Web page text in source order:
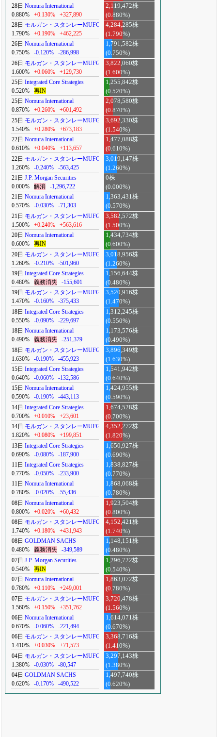
28日 Nomura International
0.880%
+0.130% +327,890
2,119,472株
(0.880%)
28日 モルガン・スタンレーMUFG
1.790%
+0.190% +462,225
4,284,285株
(1.790%)
26日 Nomura International
0.750%
-0.120% -286,998
1,791,582株
(0.750%)
26日 モルガン・スタンレーMUFG
1.600%
+0.060% +129,730
3,822,060株
(1.600%)
25日 Integrated Core Strategies
0.520%
再IN
1,255,842株
(0.520%)
25日 Nomura International
0.870%
+0.260% +601,492
2,078,580株
(0.870%)
25日 モルガン・スタンレーMUFG
1.540%
+0.280% +673,183
3,692,330株
(1.540%)
22日 Nomura International
0.610%
+0.040% +113,657
1,477,088株
(0.610%)
22日 モルガン・スタンレーMUFG
1.260%
-0.240% -563,425
3,019,147株
(1.260%)
21日 J.P. Morgan Securities
0.000%
解消 -1,296,722
0株
(0.000%)
21日 Nomura International
0.570%
-0.030% -71,303
1,363,431株
(0.570%)
21日 モルガン・スタンレーMUFG
1.500%
+0.240% +563,616
3,582,572株
(1.500%)
20日 Nomura International
0.600%
再IN
1,434,734株
(0.600%)
20日 モルガン・スタンレーMUFG
1.260%
-0.210% -501,960
3,018,956株
(1.260%)
19日 Integrated Core Strategies
0.480%
義務消失 -155,601
1,156,644株
(0.480%)
19日 モルガン・スタンレーMUFG
1.470%
-0.160% -375,433
3,520,916株
(1.470%)
18日 Integrated Core Strategies
0.550%
-0.090% -229,697
1,312,245株
(0.550%)
18日 Nomura International
0.490%
義務消失 -251,379
1,173,576株
(0.490%)
18日 モルガン・スタンレーMUFG
1.630%
-0.190% -455,923
3,896,349株
(1.630%)
15日 Integrated Core Strategies
0.640%
-0.060% -132,586
1,541,942株
(0.640%)
15日 Nomura International
0.590%
-0.190% -443,113
1,424,955株
(0.590%)
14日 Integrated Core Strategies
0.700%
+0.010% +23,601
1,674,528株
(0.700%)
14日 モルガン・スタンレーMUFG
1.820%
+0.080% +199,851
4,352,272株
(1.820%)
13日 Integrated Core Strategies
0.690%
-0.080% -187,900
1,650,927株
(0.690%)
11日 Integrated Core Strategies
0.770%
-0.050% -233,900
1,838,827株
(0.770%)
11日 Nomura International
0.780%
-0.020% -55,436
1,868,068株
(0.780%)
08日 Nomura International
0.800%
+0.020% +60,432
1,923,504株
(0.800%)
08日 モルガン・スタンレーMUFG
1.740%
+0.180% +431,943
4,152,421株
(1.740%)
08日 GOLDMAN SACHS
0.480%
義務消失 -349,589
1,148,151株
(0.480%)
07日 J.P. Morgan Securities
0.540%
再IN
1,296,722株
(0.540%)
07日 Nomura International
0.780%
+0.110% +249,001
1,863,072株
(0.780%)
07日 モルガン・スタンレーMUFG
1.560%
+0.150% +351,762
3,720,478株
(1.560%)
06日 Nomura International
0.670%
-0.060% -221,494
1,614,071株
(0.670%)
06日 モルガン・スタンレーMUFG
1.410%
+0.030% +71,573
3,368,716株
(1.410%)
04日 モルガン・スタンレーMUFG
1.380%
-0.030% -80,547
3,297,143株
(1.380%)
04日 GOLDMAN SACHS
0.620%
-0.170% -490,522
1,497,740株
(0.620%)